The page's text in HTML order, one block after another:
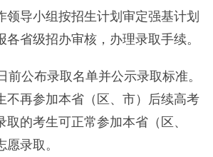
领导小组按招生计划审定强基计划
省级招办审核，办理录取手续。
前公布录取名单并公示录取标准。
不再参加本省（区、市）后续高考
的考生可正常参加本省（区、
录取。